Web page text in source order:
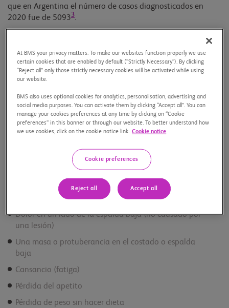
que en Argentina el número de casos diagnosticados en
2020 fue de 50933.
Renal – 17 de junio – y con el objetivo de generar
conversación acerca de esta enfermedad silenciosa y poco
visible, la Asociación Argentina de Oncología Clínica (AAOC)
detección temprana a través de la educación al paciente,
informándolo sobre los factores de riesgo y los síntomas, y
movilizándolo a la rápida consulta al médico.
ningún signo o síntoma, pero los tumores más grandes sí
pueden presentarlos
Sangre en la orina (hematuria)
Dolor en un lado de la espalda baja (no causado por
una lesión)
Una masa o protuberancia en el costado o espalda
baja
Cansancio (fatiga)
Pérdida del apetito
Pérdida de peso sin hacer dieta
At BMS your privacy matters. To make our websites function properly we use
certain cookies that are enabled by default (“Strictly Necessary”). By clicking
“Reject all” only those strictly necessary cookies will be activated while using
our website.
BMS also uses optional cookies for analytics, personalisation, advertising and
social media purposes. You can activate them by clicking “Accept all”. You can
manage your cookies preferences at any time by clicking on “Cookie
preferences” in this banner or through our website. To better understand how
we use cookies, click on the cookie notice link. Cookie notice
Cookie preferences
Reject all Accept all